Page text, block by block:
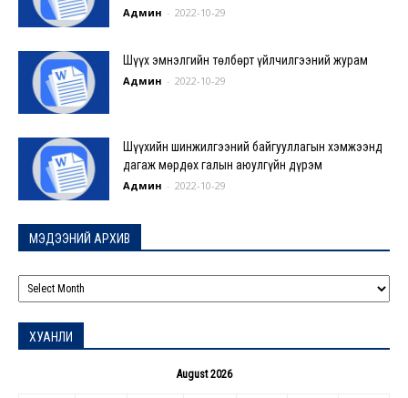
Админ - 2022-10-29
Шүүх эмнэлгийн төлбөрт үйлчилгээний журам
Админ - 2022-10-29
Шүүхийн шинжилгээний байгууллагын хэмжээнд
дагаж мөрдөх галын аюулгүйн дүрэм
Админ - 2022-10-29
МЭДЭЭНИЙ АРХИВ
АРХИВ
ХУАНЛИ
August 2026